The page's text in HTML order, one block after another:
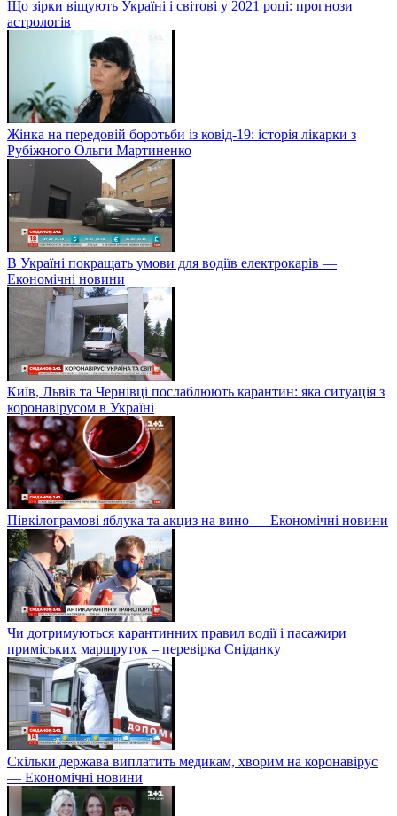
Що зірки віщують Україні і світові у 2021 році: прогнози
астрологів
Жінка на передовій боротьби із ковід-19: історія лікарки з
Рубіжного Ольги Мартиненко
В Україні покращать умови для водіїв електрокарів —
Економічні новини
Київ, Львів та Чернівці послаблюють карантин: яка ситуація з
коронавірусом в Україні
Півкілограмові яблука та акциз на вино — Економічні новини
Чи дотримуються карантинних правил водії і пасажири
приміських маршруток – перевірка Сніданку
Скільки держава виплатить медикам, хворим на коронавірус
— Економічні новини